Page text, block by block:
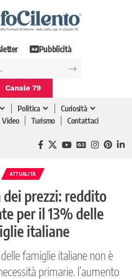
Pubblicità
Canale 79
Politica
Curiosità
Video Turismo Contattaci
ATTUALITÀ
prezzi: reddito
per il 13% delle
italiane
famiglie italiane non è
primarie. l’aumento